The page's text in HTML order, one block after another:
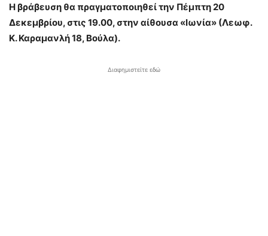
Η βράβευση θα πραγματοποιηθεί την Πέμπτη 20
Δεκεμβρίου, στις 19.00, στην αίθουσα «Ιωνία» (Λεωφ.
Κ. Καραμανλή 18, Βούλα).
Διαφημιστείτε εδώ